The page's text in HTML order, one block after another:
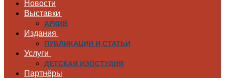
Новости
Выставки
АРХИВ
Издания
ПУБЛИКАЦИИ И СТАТЬИ
Услуги
ДЕТСКАЯ ИЗОСТУДИЯ
Партнёры